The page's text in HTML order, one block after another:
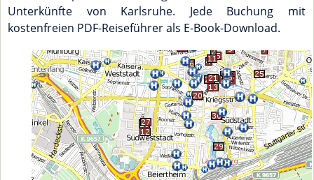
Unterkünfte von Karlsruhe. Jede Buchung mit
kostenfreien PDF-Reiseführer als E-Book-Download.